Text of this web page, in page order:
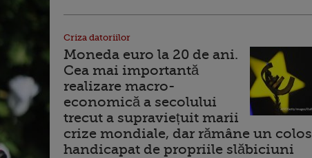
Criza datoriilor
Moneda euro la 20 de ani.
Cea mai importantă
realizare macro-
economică a secolului
trecut a supraviețuit marii
crize mondiale, dar rămâne un colos
handicapat de propriile slăbiciuni